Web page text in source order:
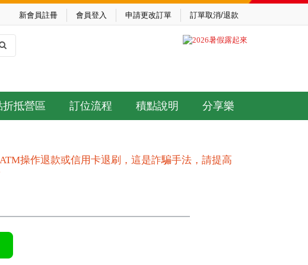
新會員註冊 會員登入 申請更改訂單 訂單取消/退款
折抵營區 訂位流程 積點說明 分享樂
操作退款或信用卡退刷，這是詐騙手法，請提高